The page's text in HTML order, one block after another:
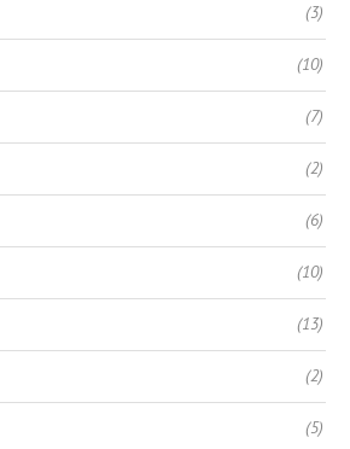
(3)
(10)
(7)
(2)
(6)
(10)
(13)
(2)
(5)